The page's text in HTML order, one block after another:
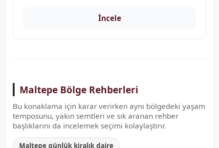
İncele
Maltepe Bölge Rehberleri
Bu konaklama için karar verirken aynı bölgedeki yaşam
temposunu, yakın semtleri ve sık aranan rehber
başlıklarını da incelemek seçimi kolaylaştırır.
Maltepe günlük kiralık daire